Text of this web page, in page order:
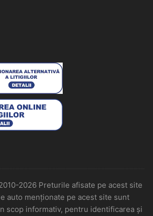
2026 Preturile afisate pe acest site
auto menționate pe acest site sunt
scop informativ, pentru identificarea și